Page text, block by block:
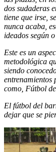
dos sudaderas
tiene que irse,
nunca acaba,
ideados según
Este es un
metodológica
siendo
entrenamientos
como, Fútbol
El fútbol del
dejar que se